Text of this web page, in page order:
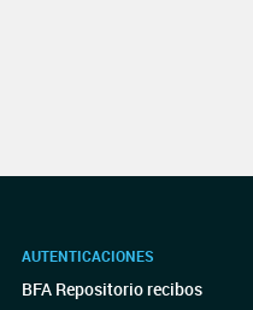
AUTENTICACIONES
BFA Repositorio recibos